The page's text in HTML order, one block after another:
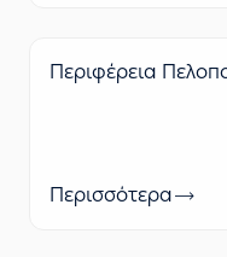
Περιφέρεια
Περισσότερα